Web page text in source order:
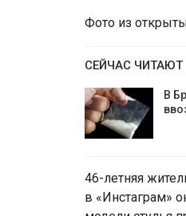
Фото из
СЕЙЧАС ЧИТАЮТ
В
46-летняя
в «Инстаграм»